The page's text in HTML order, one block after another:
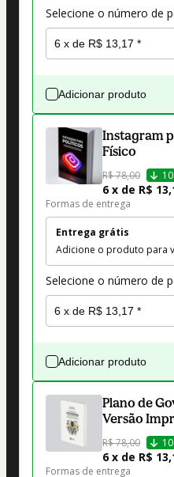
Selecione o número de
Adicionar produto
Instagram
Físico
R$ 78,00
6 x de R$
Formas de entrega
Entrega grátis
Adicione o produto para
Selecione o número de
Adicionar produto
Plano de
Versão
R$ 78,00
6 x de R$
Formas de entrega